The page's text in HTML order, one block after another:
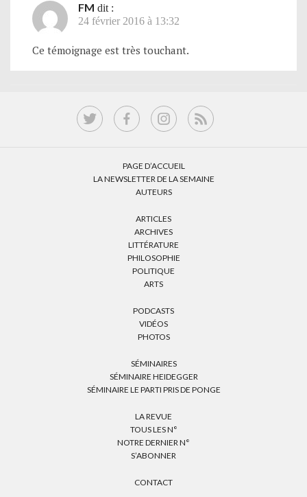
FM dit :
24 février 2016 à 13:32
Ce témoignage est très touchant.
PAGE D’ACCUEIL
LA NEWSLETTER DE LA SEMAINE
AUTEURS
ARTICLES
ARCHIVES
LITTÉRATURE
PHILOSOPHIE
POLITIQUE
ARTS
PODCASTS
VIDÉOS
PHOTOS
SÉMINAIRES
SÉMINAIRE HEIDEGGER
SÉMINAIRE LE PARTI PRIS DE PONGE
LA REVUE
TOUS LES N°
NOTRE DERNIER N°
S’ABONNER
CONTACT